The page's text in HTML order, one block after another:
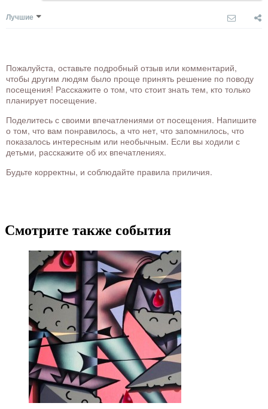
Лучшие
Пожалуйста, оставьте подробный отзыв или комментарий,
чтобы другим людям было проще принять решение по поводу
посещения! Расскажите о том, что стоит знать тем, кто только
планирует посещение.
Поделитесь с своими впечатлениями от посещения. Напишите
о том, что вам понравилось, а что нет, что запомнилось, что
показалось интересным или необычным. Если вы ходили с
детьми, расскажите об их впечатлениях.
Будьте корректны, и соблюдайте правила приличия.
Смотрите также события